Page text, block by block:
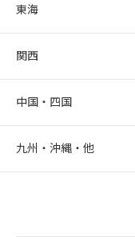
東海
関西
中国・四国
九州・沖縄・他